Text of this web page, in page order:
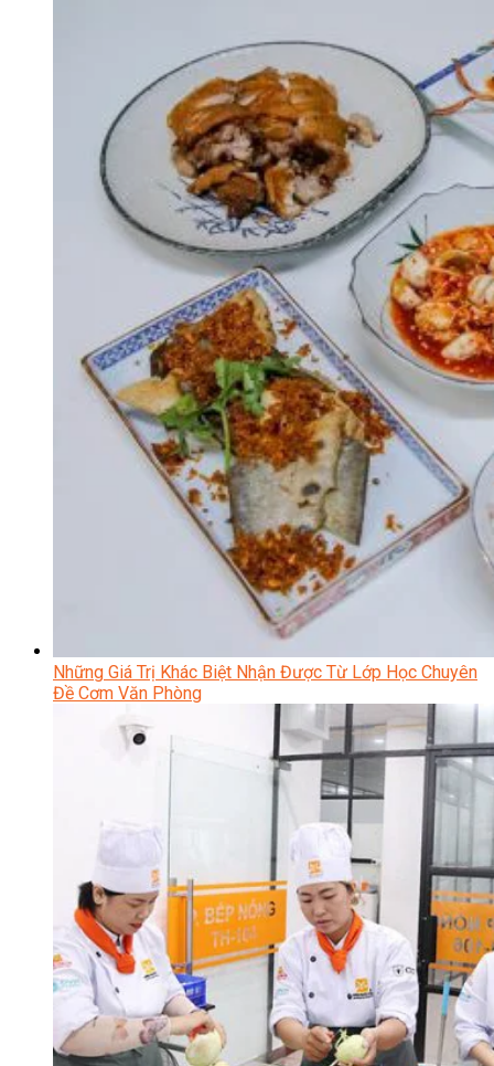
Những Giá Trị Khác Biệt Nhận Được Từ Lớp Học Chuyên
Đề Cơm Văn Phòng